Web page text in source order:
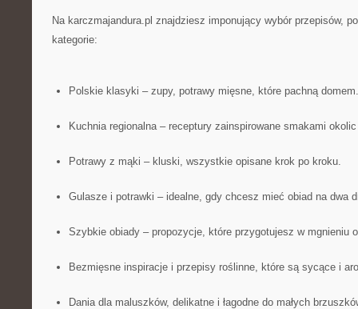
Na karczmajandura.pl znajdziesz imponujący wybór przepisów,
kategorie:
Polskie klasyki – zupy, potrawy mięsne, które pachną domem.
Kuchnia regionalna – receptury zainspirowane smakami
Potrawy z mąki – kluski, wszystkie opisane krok po kroku.
Gulasze i potrawki – idealne, gdy chcesz mieć obiad na dwa
Szybkie obiady – propozycje, które przygotujesz w mgnieniu
Bezmięsne inspiracje i przepisy roślinne, które są sycące i
Dania dla maluszków, delikatne i łagodne do małych